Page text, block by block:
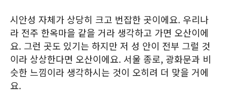
시안성 자체가 상당히 크고 번잡한 곳이에요. 우리나
라 전주 한옥마을 같을 거라 생각하고 가면 오산이에
요. 그런 곳도 있기는 하지만 저 성 안이 전부 그럴 것
이라 상상한다면 오산이에요. 서울 종로, 광화문과 비
슷한 느낌이라 생각하시는 것이 오히려 더 맞을 거에
요.